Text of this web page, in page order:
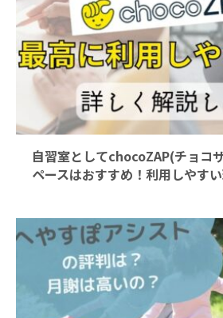
自習室としてchocoZAP(チョコ
ペースはおすすめ！利用しやす